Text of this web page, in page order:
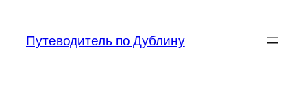
содержимому
Путеводитель по Дублину